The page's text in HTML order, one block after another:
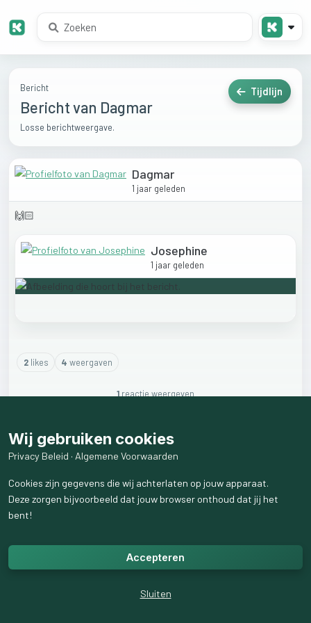
Bericht
Bericht van Dagmar
Losse berichtweergave.
Tijdlijn
Dagmar
1 jaar geleden
🙌🏻
Josephine
1 jaar geleden
2likes 4 weergaven
1 reactie weergeven
Wij gebruiken cookies
Privacy Beleid · Algemene Voorwaarden
Cookies zijn gegevens die wij achterlaten op jouw apparaat.
Deze zorgen bijvoorbeeld dat jouw browser onthoud dat jij het
bent!
Accepteren
Sluiten